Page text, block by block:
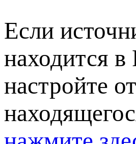
Если
находится
настройте